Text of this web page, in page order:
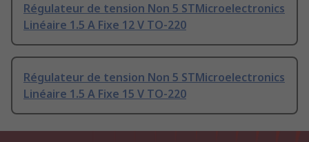
Régulateur de tension Non 5 STMicroelectronics
Linéaire 1.5 A Fixe 12 V TO-220
Régulateur de tension Non 5 STMicroelectronics
Linéaire 1.5 A Fixe 15 V TO-220